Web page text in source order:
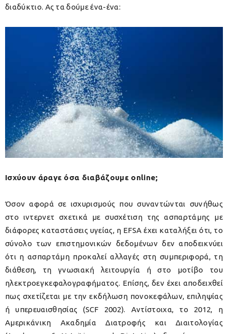
διαδύκτιο. Ας τα δούμε ένα-ένα:
Ισχύουν άραγε όσα διαβάζουμε online;
Όσον αφορά σε ισχυρισμούς που συναντώνται συνήθως
στο ιντερνετ σχετικά με συσχέτιση της ασπαρτάμης με
διάφορες καταστάσεις υγείας, η EFSA έχει καταλήξει ότι, το
σύνολο των επιστημονικών δεδομένων δεν αποδεικνύει
ότι η ασπαρτάμη προκαλεί αλλαγές στη συμπεριφορά, τη
διάθεση, τη γνωσιακή λειτουργία ή στο μοτίβο του
ηλεκτροεγκεφαλογραφήματος. Επίσης, δεν έχει αποδειχθεί
πως σχετίζεται με την εκδήλωση πονοκεφάλων, επιληψίας
ή υπερευαισθησίας (SCF 2002). Αντίστοιχα, το 2012, η
Αμερικάνικη Ακαδημία Διατροφής και Διαιτολογίας